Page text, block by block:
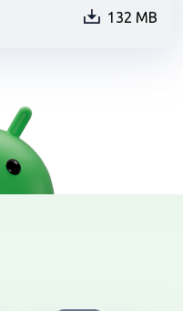
132 MB